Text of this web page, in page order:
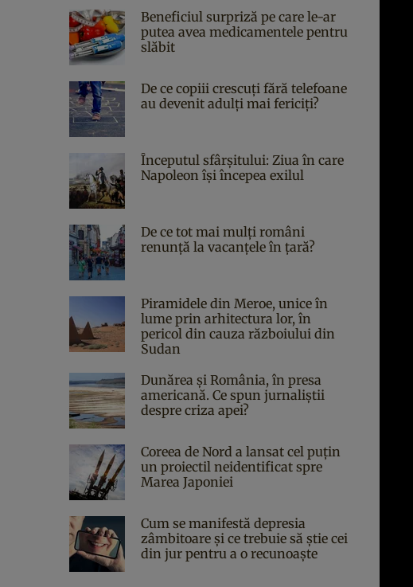
Beneficiul surpriză pe care le-ar
putea avea medicamentele pentru
slăbit
De ce copiii crescuți fără telefoane
au devenit adulți mai fericiți?
Începutul sfârşitului: Ziua în care
Napoleon îşi începea exilul
De ce tot mai mulți români
renunță la vacanțele în țară?
Piramidele din Meroe, unice în
lume prin arhitectura lor, în
pericol din cauza războiului din
Sudan
Dunărea și România, în presa
americană. Ce spun jurnaliștii
despre criza apei?
Coreea de Nord a lansat cel puțin
un proiectil neidentificat spre
Marea Japoniei
Cum se manifestă depresia
zâmbitoare și ce trebuie să știe cei
din jur pentru a o recunoaște